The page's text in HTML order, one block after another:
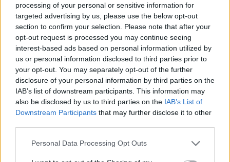
processing of your personal or sensitive information for
targeted advertising by us, please use the below opt-out
section to confirm your selection. Please note that after your
opt-out request is processed you may continue seeing
interest-based ads based on personal information utilized by
us or personal information disclosed to third parties prior to
your opt-out. You may separately opt-out of the further
disclosure of your personal information by third parties on the
IAB’s list of downstream participants. This information may
also be disclosed by us to third parties on the IAB’s List of
Downstream Participants that may further disclose it to other
Personal Data Processing Opt Outs
Κωνσταντίνος Αργυρός: Οι τρυφερές στιγμές
με τον γιο του στην Πύλο
CELEBRITIES